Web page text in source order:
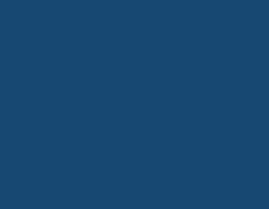
link, opens in a new window)